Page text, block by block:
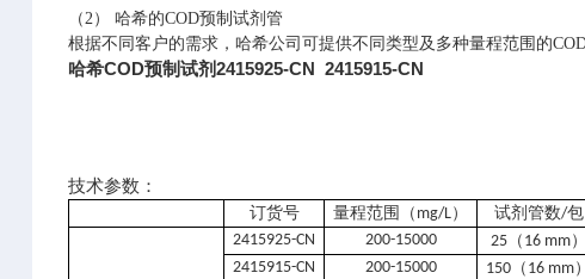
（2） 哈希的COD预制试剂管
根据不同客户的需求，哈希公司可提供不同类型及多种量程范围的
哈希COD预制试剂2415925-CN 2415915-CN
技术参数：
订货号 量程范围（ mg/L） 试剂管数/包
2415925-CN 200-15000 25（ 16 mm）
2415915-CN
200-15000 150 （ 16 mm）